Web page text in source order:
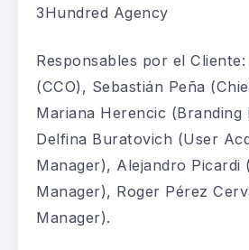
3Hundred Agency
Responsables por el
(CCO), Sebastián Peña
Mariana Herencic (Branding
Delfina Buratovich (User
Manager), Alejandro Picardi
Manager), Roger Pérez
Manager).